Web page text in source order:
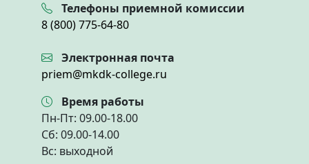
Телефоны приемной комиссии
8 (800) 775-64-80
Электронная почта
priem@mkdk-college.ru
Время работы
Пн-Пт: 09.00-18.00
Cб: 09.00-14.00
Вс: выходной